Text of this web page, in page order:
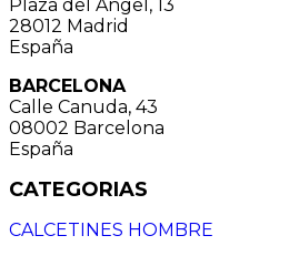
Plaza del Angel, 13
28012 Madrid
España
BARCELONA
Calle Canuda, 43
08002 Barcelona
España
CATEGORIAS
CALCETINES HOMBRE